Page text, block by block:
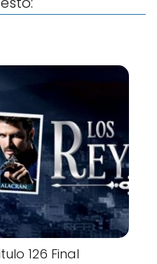
126 Final